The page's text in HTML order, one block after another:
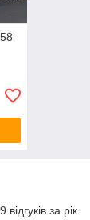
за рік